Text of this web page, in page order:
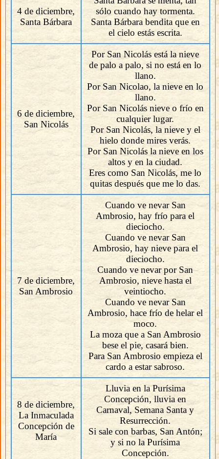
4 de diciembre,
Santa Bárbara
sólo cuando hay tormenta.
Santa Bárbara bendita que en
el cielo estás escrita.
6 de diciembre,
San Nicolás
Por San Nicolás está la nieve
de palo a palo, si no está en lo
llano.
Por San Nicolao, la nieve en lo
llano.
Por San Nicolás nieve o frío en
cualquier lugar.
Por San Nicolás, la nieve y el
hielo donde mires verás.
Por San Nicolás la nieve en los
altos y en la ciudad.
Eres como San Nicolás, me lo
quitas después que me lo das.
7 de diciembre,
San Ambrosio
Cuando ve nevar San
Ambrosio, hay frío para el
dieciocho.
Cuando ve nevar San
Ambrosio, hay nieve para el
dieciocho.
Cuando ve nevar por San
Ambrosio, nieve hasta el
veintiocho.
Cuando ve nevar San
Ambrosio, hace frío de helar el
moco.
La moza que a San Ambrosio
bese el pie, casará bien.
Para San Ambrosio empieza el
cardo a estar sabroso.
8 de diciembre,
La Inmaculada
Concepción de
María
Lluvia en la Purísima
Concepción, lluvia en
Carnaval, Semana Santa y
Resurrección.
Si sale con barbas, San Antón;
y si no la Purísima
Concepción.